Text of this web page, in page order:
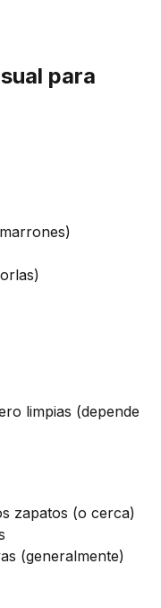
para
limpias (depende
zapatos (o cerca)
(generalmente)